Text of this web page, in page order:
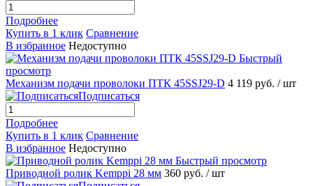
Подробнее
Купить в 1 клик Сравнение
В избранное Недоступно
Быстрый
просмотр
Механизм подачи проволоки ПТК 45SSJ29-D 4 119 руб. / шт
Подписаться
Подробнее
Купить в 1 клик Сравнение
В избранное Недоступно
Быстрый просмотр
Приводной ролик Kemppi 28 мм 360 руб. / шт